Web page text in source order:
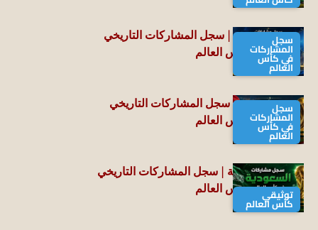
سجل
المشاركات
في كأس
العالم
منتخب أستراليا | سجل المشاركات التاريخي
في بطولات كأس العالم
سجل
المشاركات
في كأس
العالم
منتخب العراق | سجل المشاركات التاريخي
في بطولات كأس العالم
توثيقي
كأس العالم
منتخب السعودية | سجل المشاركات التاريخي
في بطولات كأس العالم